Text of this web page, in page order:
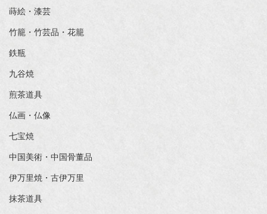
蒔絵・漆芸
竹籠・竹芸品・花籠
鉄瓶
九谷焼
煎茶道具
仏画・仏像
七宝焼
中国美術・中国骨董品
伊万里焼・古伊万里
抹茶道具